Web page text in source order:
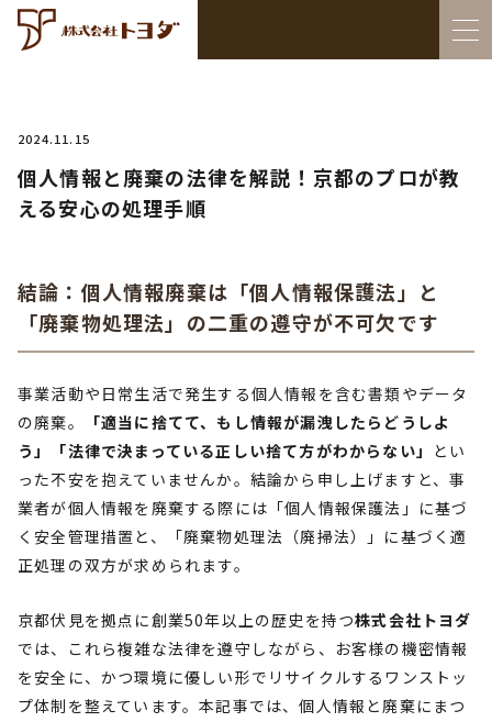
2024.11.15
個人情報と廃棄の法律を解説！京都のプロが教
える安心の処理手順
結論：個人情報廃棄は「個人情報保護法」と
「廃棄物処理法」の二重の遵守が不可欠です
事業活動や日常生活で発生する個人情報を含む書類やデータ
の廃棄。
「適当に捨てて、もし情報が漏洩したらどうしよ
う」「法律で決まっている正しい捨て方がわからない」 とい
った不安を抱えていませんか。結論から申し上げますと、事
業者が個人情報を廃棄する際には「個人情報保護法」に基づ
く安全管理措置と、「廃棄物処理法（廃掃法）」に基づく適
正処理の双方が求められます。
京都伏見を拠点に創業50年以上の歴史を持つ株式会社トヨダ
では、これら複雑な法律を遵守しながら、お客様の機密情報
を安全に、かつ環境に優しい形でリサイクルするワンストッ
プ体制を整えています。本記事では、個人情報と廃棄にまつ